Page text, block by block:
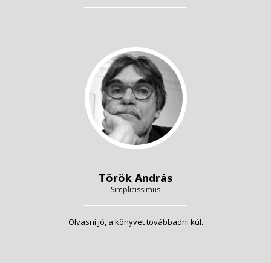
Török András
Simplicissimus
Olvasni jó, a könyvet továbbadni kúl.